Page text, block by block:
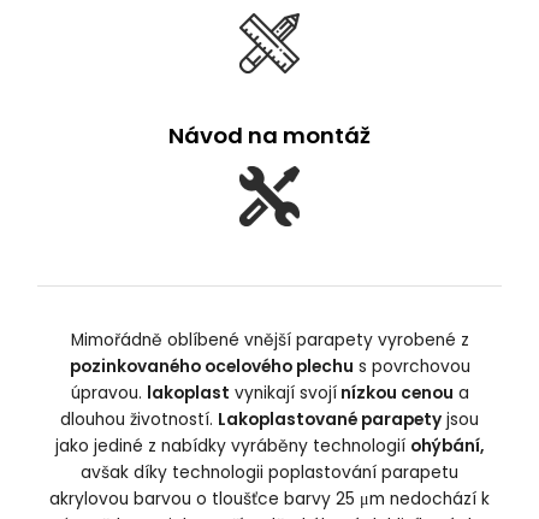
Návod na montáž
Mimořádně oblíbené vnější parapety vyrobené z
pozinkovaného ocelového plechu s povrchovou
úpravou. lakoplast vynikají svojínízkou cenou a
dlouhou životností. Lakoplastované parapety jsou
jako jediné z nabídky vyráběny technologií ohýbání,
avšak díky technologii poplastování parapetu
akrylovou barvou o tloušťce barvy 25 μm nedochází k